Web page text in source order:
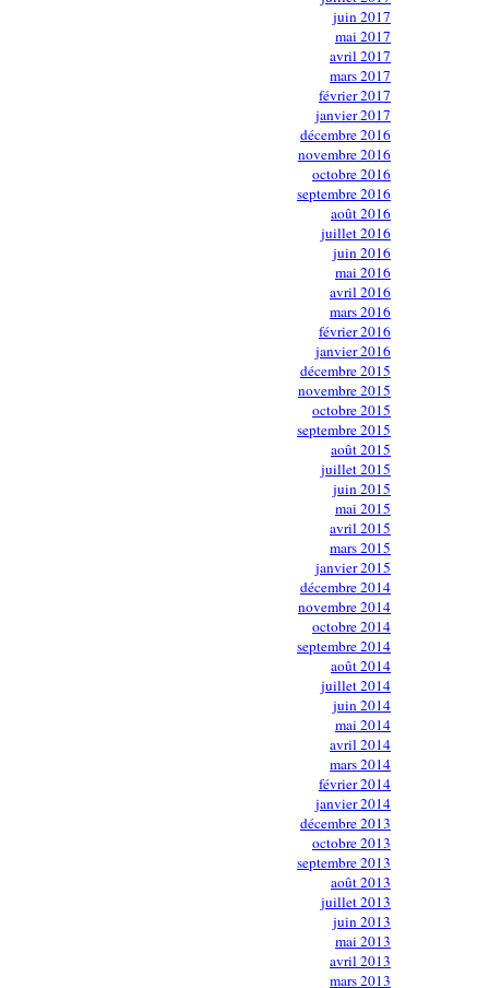
juin 2017
mai 2017
avril 2017
mars 2017
février 2017
janvier 2017
décembre 2016
novembre 2016
octobre 2016
septembre 2016
août 2016
juillet 2016
juin 2016
mai 2016
avril 2016
mars 2016
février 2016
janvier 2016
décembre 2015
novembre 2015
octobre 2015
septembre 2015
août 2015
juillet 2015
juin 2015
mai 2015
avril 2015
mars 2015
janvier 2015
décembre 2014
novembre 2014
octobre 2014
septembre 2014
août 2014
juillet 2014
juin 2014
mai 2014
avril 2014
mars 2014
février 2014
janvier 2014
décembre 2013
octobre 2013
septembre 2013
août 2013
juillet 2013
juin 2013
mai 2013
avril 2013
mars 2013